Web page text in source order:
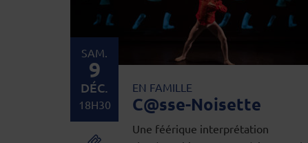
EN FAMILLE
C@sse-Noisette
Une féérique interprétation
SAM.
9
DÉC.
18H30